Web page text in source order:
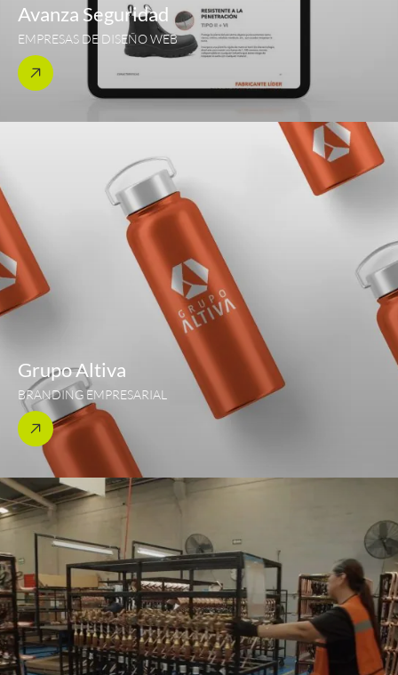
Avanza Seguridad
EMPRESAS DE DISEÑO WEB
Grupo Altiva
BRANDING EMPRESARIAL